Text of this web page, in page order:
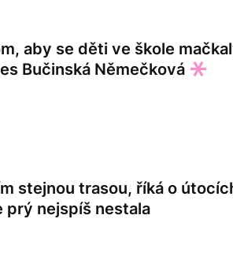
aby se děti ve škole
Bučinská Němečková
stejnou trasou, říká o
prý nejspíš nestala